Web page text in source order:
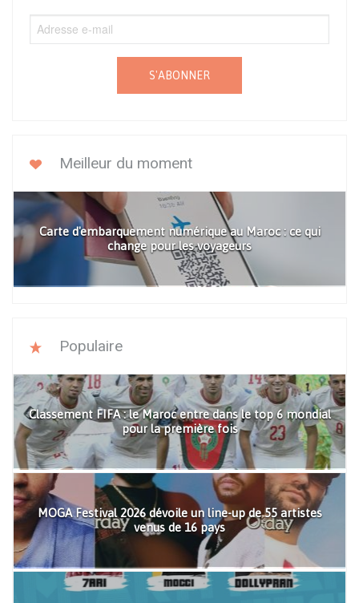
S'ABONNER
Meilleur du moment
Carte d'embarquement numérique au Maroc : ce qui
change pour les voyageurs
Populaire
Classement FIFA : le Maroc entre dans le top 6 mondial
pour la première fois
MOGA Festival 2026 dévoile un line-up de 55 artistes
venus de 16 pays